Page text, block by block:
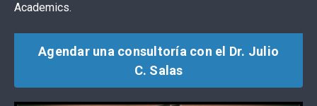
Academics.
Agendar una consultoría con el Dr. Julio
C. Salas